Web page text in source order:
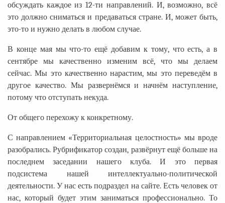
обсуждать каждое из 12-ти направлений. И, возможно, всё
это должно сниматься и предаваться стране. И, может быть,
это-то и нужно делать в любом случае.
В конце мая мы что-то ещё добавим к тому, что есть, а в
сентябре мы качественно изменим всё, что мы делаем
сейчас. Мы это качественно нарастим, мы это переведём в
другое качество. Мы развернёмся и начнём наступление,
потому что отступать некуда.
От общего перехожу к конкретному.
С направлением «Территориальная целостность» мы вроде
разобрались. Рубрификатор создан, развёрнут ещё больше на
последнем заседании нашего клуба. И это первая
подсистема нашей интеллектуально-политической
деятельности. У нас есть подраздел на сайте. Есть человек от
нас, который будет этим заниматься профессионально. То